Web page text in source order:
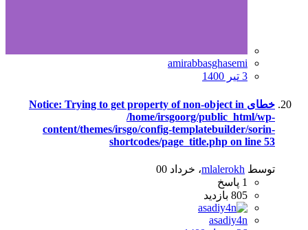
amirabbasghasemi
3 تیر 1400
خطای Notice: Trying to get property of non-object in
/home/irsgoorg/public_html/wp-
content/themes/irsgo/config-templatebuilder/sorin-
shortcodes/page_title.php on line 53
توسط mlalerokh، خرداد 00
1 پاسخ
805 بازدید
asadiy4n